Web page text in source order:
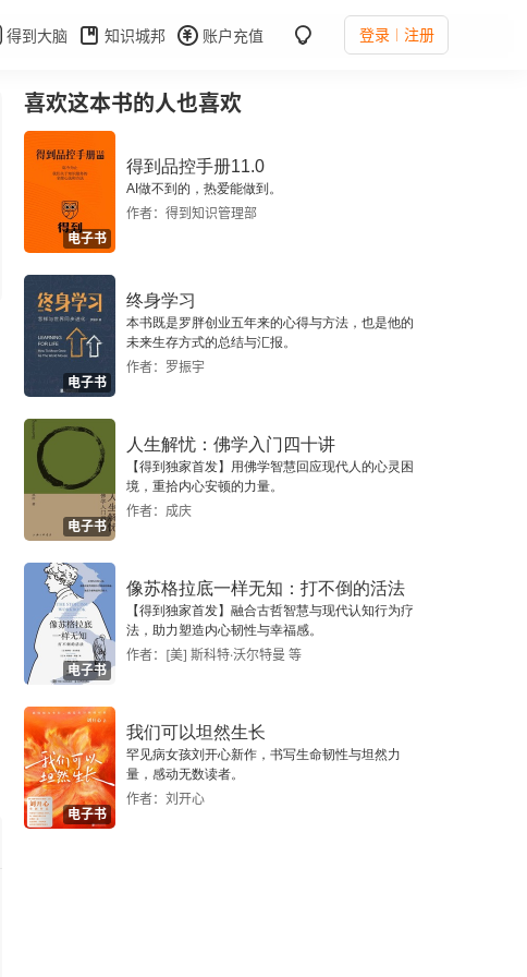
得到大脑 知识城邦 账户充值 登录 注册
喜欢这本书的人也喜欢
电子书
得到品控手册11.0
AI做不到的，热爱能做到。
作者：得到知识管理部
电子书
终身学习
本书既是罗胖创业五年来的心得与方法，也是他的
未来生存方式的总结与汇报。
作者：罗振宇
电子书
人生解忧：佛学入门四十讲
【得到独家首发】用佛学智慧回应现代人的心灵困
境，重拾内心安顿的力量。
作者：成庆
电子书
像苏格拉底一样无知：打不倒的活法
【得到独家首发】融合古哲智慧与现代认知行为疗
法，助力塑造内心韧性与幸福感。
作者：[美] 斯科特·沃尔特曼 等
电子书
我们可以坦然生长
罕见病女孩刘开心新作，书写生命韧性与坦然力
量，感动无数读者。
作者：刘开心